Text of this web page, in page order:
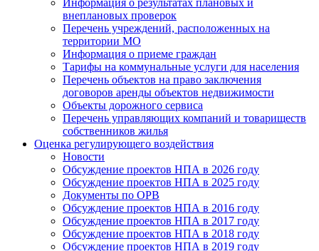
Информация о результатах плановых и
внеплановых проверок
Перечень учреждений, расположенных на
территории МО
Информация о приеме граждан
Тарифы на коммунальные услуги для населения
Перечень объектов на право заключения
договоров аренды объектов недвижимости
Объекты дорожного сервиса
Перечень управляющих компаний и товариществ
собственников жилья
Оценка регулирующего воздействия
Новости
Обсуждение проектов НПА в 2026 году
Обсуждение проектов НПА в 2025 году
Документы по ОРВ
Обсуждение проектов НПА в 2016 году
Обсуждение проектов НПА в 2017 году
Обсуждение проектов НПА в 2018 году
Обсуждение проектов НПА в 2019 году